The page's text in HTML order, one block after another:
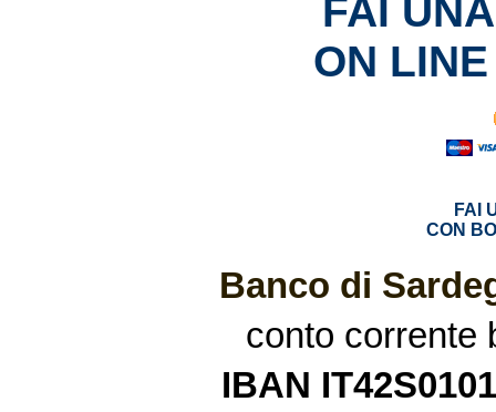
FAI
ON
FAI
CON
Banco di
conto corrente
IBAN